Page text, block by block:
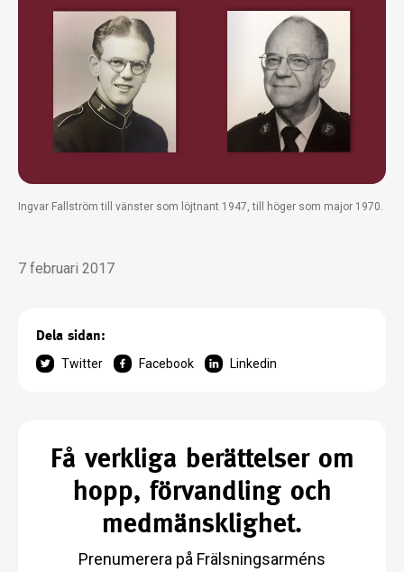
Ingvar Fallström till vänster som löjtnant 1947, till höger som major 1970.
7 februari 2017
Dela sidan:
Twitter Facebook Linkedin
Få verkliga berättelser om
hopp, förvandling och
medmänsklighet.
Prenumerera på Frälsningsarméns